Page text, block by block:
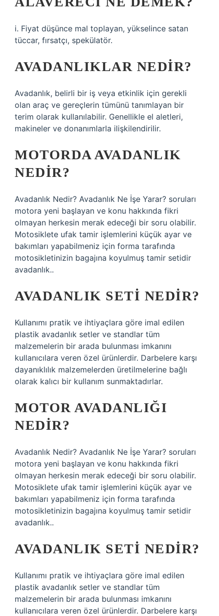
i. Fiyat düşünce mal toplayan, yükselince satan
tüccar, fırsatçı, spekülatör.
AVADANLIKLAR NEDIR?
Avadanlık, belirli bir iş veya etkinlik için gerekli
olan araç ve gereçlerin tümünü tanımlayan bir
terim olarak kullanılabilir. Genellikle el aletleri,
makineler ve donanımlarla ilişkilendirilir.
MOTORDA AVADANLIK
NEDIR?
Avadanlık Nedir? Avadanlık Ne İşe Yarar? soruları
motora yeni başlayan ve konu hakkında fikri
olmayan herkesin merak edeceği bir soru olabilir.
Motosiklete ufak tamir işlemlerini küçük ayar ve
bakımları yapabilmeniz için forma tarafında
motosikletinizin bagajına koyulmuş tamir setidir
avadanlık..
AVADANLIK SETI NEDIR?
Kullanımı pratik ve ihtiyaçlara göre imal edilen
plastik avadanlık setler ve standlar tüm
malzemelerin bir arada bulunması imkanını
kullanıcılara veren özel ürünlerdir. Darbelere karşı
dayanıklılık malzemelerden üretilmelerine bağlı
olarak kalıcı bir kullanım sunmaktadırlar.
MOTOR AVADANLIĞI
NEDIR?
Avadanlık Nedir? Avadanlık Ne İşe Yarar? soruları
motora yeni başlayan ve konu hakkında fikri
olmayan herkesin merak edeceği bir soru olabilir.
Motosiklete ufak tamir işlemlerini küçük ayar ve
bakımları yapabilmeniz için forma tarafında
motosikletinizin bagajına koyulmuş tamir setidir
avadanlık..
AVADANLIK SETI NEDIR?
Kullanımı pratik ve ihtiyaçlara göre imal edilen
plastik avadanlık setler ve standlar tüm
malzemelerin bir arada bulunması imkanını
kullanıcılara veren özel ürünlerdir. Darbelere karşı